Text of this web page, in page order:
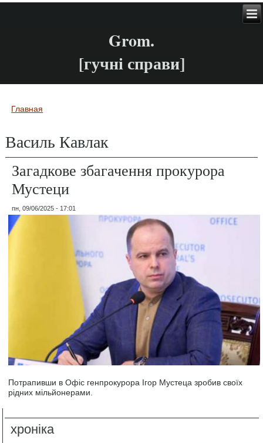
Grom.
[гучні справи]
Вы здесь
Главная
Василь Кавлак
Загадкове збагачення прокурора
Мустеци
пн, 09/06/2025 - 17:01
Потрапивши в Офіс генпрокурора Ігор Мустеца зробив своїх
рідних мільйонерами.
хроніка